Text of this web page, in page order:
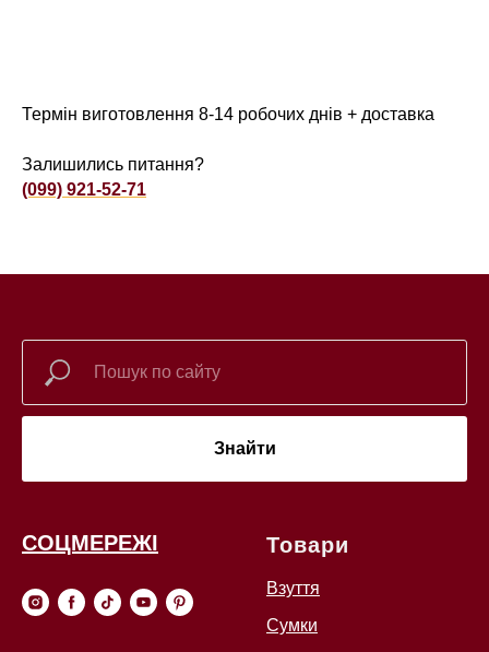
Термін виготовлення 8-14 робочих днів + доставка
Залишились питання?
(099) 921-52-71
Знайти
СОЦМЕРЕЖІ Товари
Взуття
Сумки